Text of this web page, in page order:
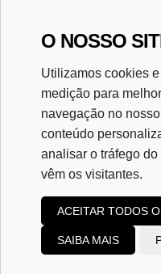
Rua José Pascal, nº
(34) 3823-7116
(34) 99995-0303
Copyright 2023
O NOSSO
Utilizamos cookies
medição para
navegação no
conteúdo
analisar o tráfego
vêm os visitantes.
ACEITAR TODOS
SAIBA MAIS